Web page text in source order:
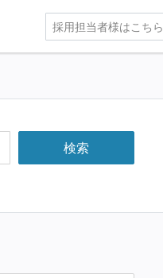
採用担当者様はこちら